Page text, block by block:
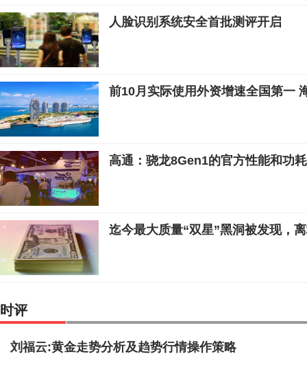
人脸识别系统安全首批测评开启
前10月实际使用外资增速全国第一
高通：骁龙8Gen1的官方性能和功
迄今最大质量“双星”黑洞被发现，
时评
刘福云:黄金走势分析及趋势行情操作策略